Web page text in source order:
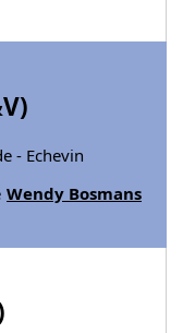
)
- Echevin
Wendy Bosmans